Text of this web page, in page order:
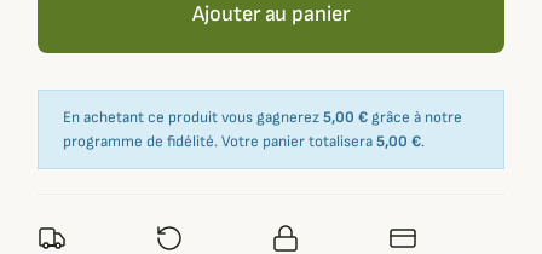
Ajouter au panier
En achetant ce produit vous gagnerez5,00 € grâce à notre
programme de fidélité. Votre panier totalisera5,00 €.